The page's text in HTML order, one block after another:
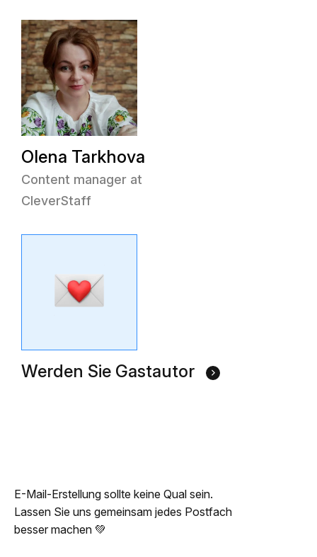
Olena Tarkhova
Content manager at
CleverStaff
Werden Sie Gastautor
E-Mail-Erstellung sollte keine Qual sein.
Lassen Sie uns gemeinsam jedes Postfach
besser machen 💚